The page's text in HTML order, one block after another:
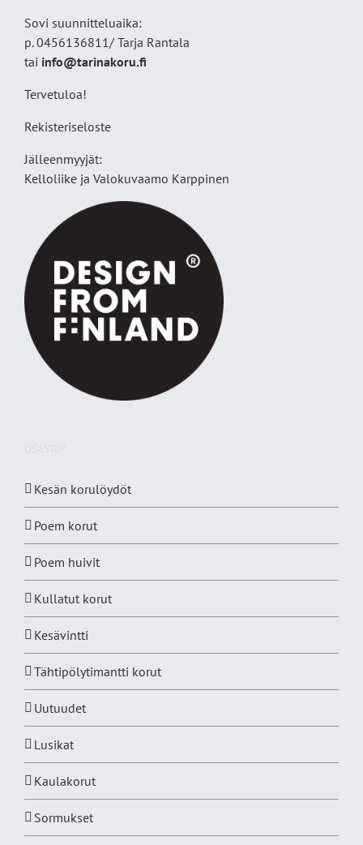
Sovi suunnitteluaika:
p. 0456136811/ Tarja Rantala
tai info@tarinakoru.fi
Tervetuloa!
Rekisteriseloste
Jälleenmyyjät:
Kelloliike ja Valokuvaamo Karppinen
Kesän korulöydöt
Poem korut
Poem huivit
Kullatut korut
Kesävintti
Tähtipölytimantti korut
Uutuudet
Lusikat
Kaulakorut
Sormukset